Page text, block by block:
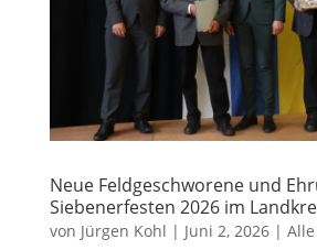
Neue Feldgeschworene und
Siebenerfesten 2026 im
von Jürgen Kohl | Juni 2, 2026|